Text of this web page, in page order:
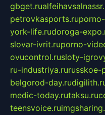
gbget.ru
petrovkasports.ru
york-life.rudoroga-
slovar-ivrit.ruporno-
ovucontrol.rusloty-
ru-industriya.rurusskoe-
belgorod-day.ru
medic-today.rutaksu.ru
teensvoice.ru